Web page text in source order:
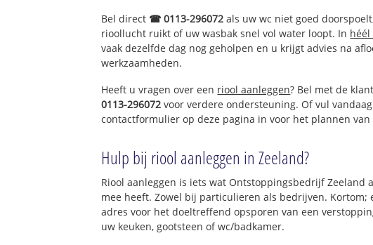
Bel direct ☎ 0113-296072 als uw wc niet goed
rioollucht ruikt of uw wasbak snel vol water loopt. In héél
vaak dezelfde dag nog geholpen en u krijgt advies na
werkzaamheden.
Heeft u vragen over een riool aanleggen? Bel met de
0113-296072 voor verdere ondersteuning. Of vul
contactformulier op deze pagina in voor het plannen van
Hulp bij riool aanleggen in Zeeland?
Riool aanleggen is iets wat Ontstoppingsbedrijf Zeeland
mee heeft. Zowel bij particulieren als bedrijven. Kortom;
adres voor het doeltreffend opsporen van een
uw keuken, gootsteen of wc/badkamer.